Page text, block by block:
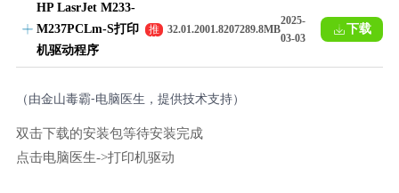
HP LasrJet M233-
M237PCLm-S打印
机驱动程序
推
荐
32.01.2001.8207289.8MB
2025-
03-03
下载
（由金山毒霸-电脑医生，提供技术支持）
双击下载的安装包等待安装完成
点击电脑医生->打印机驱动